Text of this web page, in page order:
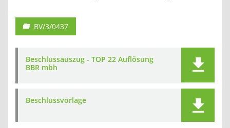
BV/3/0437
Beschlussauszug - TOP 22 Auflösung
BBR mbh
Beschlussvorlage